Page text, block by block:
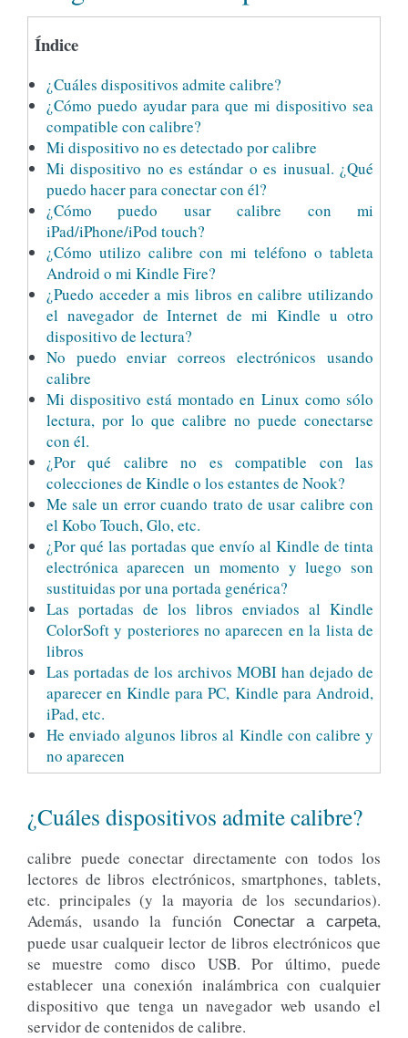
Índice
¿Cuáles dispositivos admite calibre?
¿Cómo puedo ayudar para que mi dispositivo sea
compatible con calibre?
Mi dispositivo no es detectado por calibre
Mi dispositivo no es estándar o es inusual. ¿Qué
puedo hacer para conectar con él?
¿Cómo puedo usar calibre con mi
iPad/iPhone/iPod touch?
¿Cómo utilizo calibre con mi teléfono o tableta
Android o mi Kindle Fire?
¿Puedo acceder a mis libros en calibre utilizando
el navegador de Internet de mi Kindle u otro
dispositivo de lectura?
No puedo enviar correos electrónicos usando
calibre
Mi dispositivo está montado en Linux como sólo
lectura, por lo que calibre no puede conectarse
con él.
¿Por qué calibre no es compatible con las
colecciones de Kindle o los estantes de Nook?
Me sale un error cuando trato de usar calibre con
el Kobo Touch, Glo, etc.
¿Por qué las portadas que envío al Kindle de tinta
electrónica aparecen un momento y luego son
sustituidas por una portada genérica?
Las portadas de los libros enviados al Kindle
ColorSoft y posteriores no aparecen en la lista de
libros
Las portadas de los archivos MOBI han dejado de
aparecer en Kindle para PC, Kindle para Android,
iPad, etc.
He enviado algunos libros al Kindle con calibre y
no aparecen
¿Cuáles dispositivos admite calibre?
calibre puede conectar directamente con todos los
lectores de libros electrónicos, smartphones, tablets,
etc. principales (y la mayoria de los secundarios).
Además, usando la función
Conectar a carpeta,
puede usar cualqueir lector de libros electrónicos que
se muestre como disco USB. Por último, puede
establecer una conexión inalámbrica con cualquier
dispositivo que tenga un navegador web usando el
servidor de contenidos de calibre.